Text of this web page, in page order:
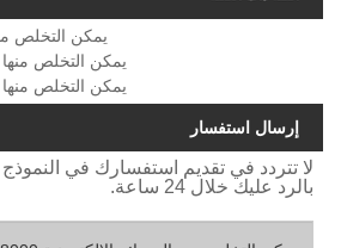
في النموذج أدناه. سوف نقوم